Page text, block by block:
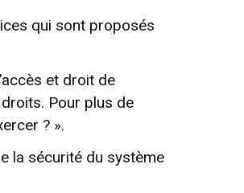
qui sont proposés
et droit de
Pour plus de
? ».
la sécurité du système